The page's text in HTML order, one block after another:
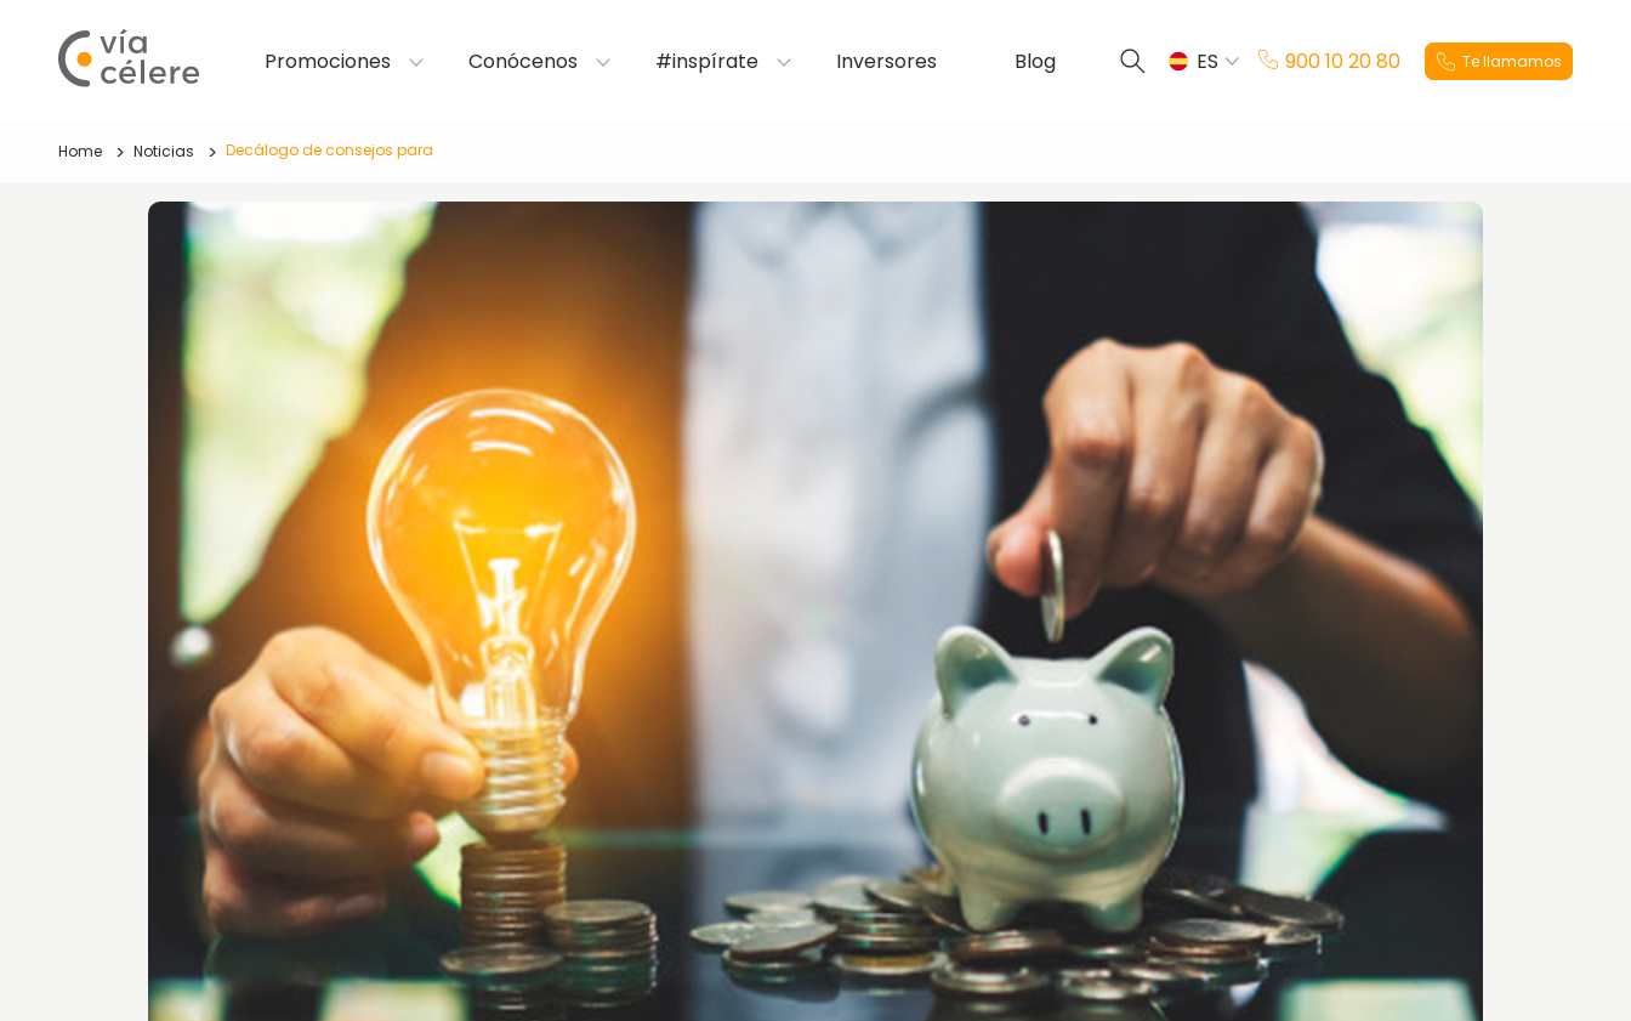
Promociones Conócenos #inspírate Inversores Blog
ES
900 10 20 80 Te llamamos
Home Noticias Decálogo de consejos para